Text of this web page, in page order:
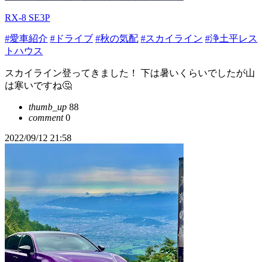
RX-8 SE3P
#愛車紹介 #ドライブ #秋の気配 #スカイライン #浄土平レス
トハウス
スカイライン登ってきました！ 下は暑いくらいでしたが山
は寒いですね🤔
thumb_up 88
comment0
2022/09/12 21:58